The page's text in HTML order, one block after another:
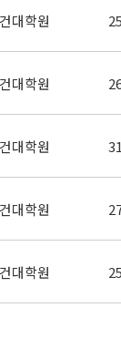
대학원
대학원
대학원
대학원
대학원